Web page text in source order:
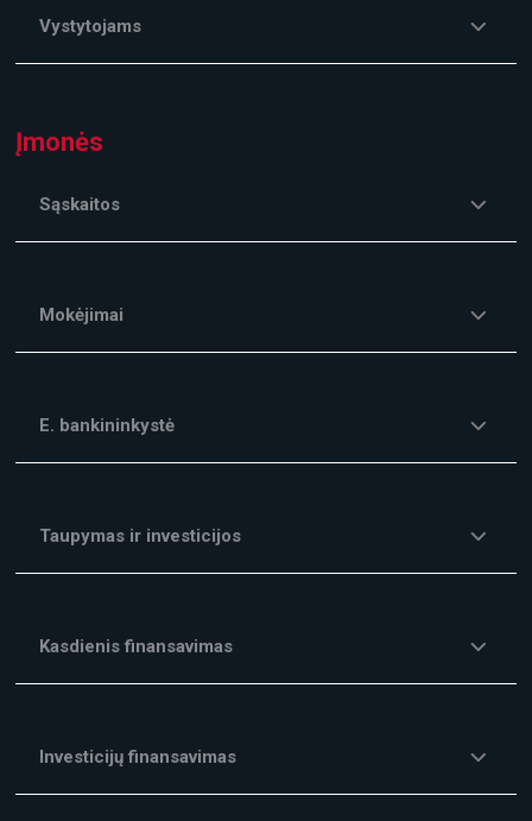
Vystytojams
Įmonės
Sąskaitos
Mokėjimai
E. bankininkystė
Taupymas ir investicijos
Kasdienis finansavimas
Investicijų finansavimas